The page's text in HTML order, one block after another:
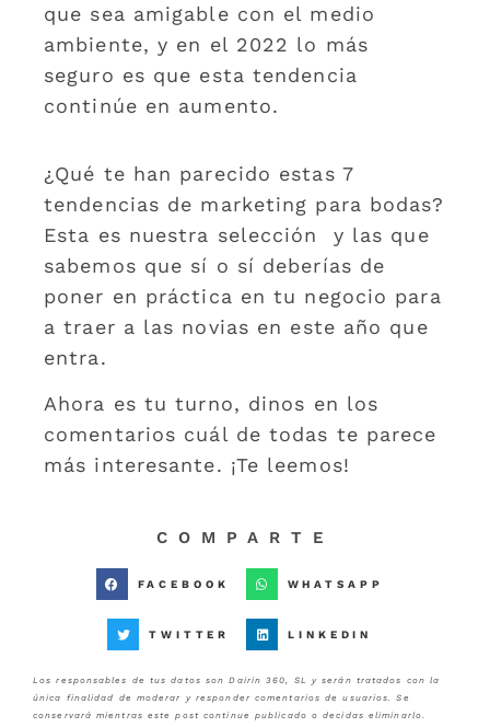
que sea amigable con el medio
ambiente, y en el 2022 lo más
seguro es que esta tendencia
continúe en aumento.
¿Qué te han parecido estas 7
tendencias de marketing para bodas?
Esta es nuestra selección y las que
sabemos que sí o sí deberías de
poner en práctica en tu negocio para
a traer a las novias en este año que
entra.
Ahora es tu turno, dinos en los
comentarios cuál de todas te parece
más interesante. ¡Te leemos!
COMPARTE
FACEBOOK WHATSAPP
TWITTER LINKEDIN
Los responsables de tus datos son Dairin 360, SL y serán tratados con la
única finalidad de moderar y responder comentarios de usuarios. Se
conservará mientras este post continue publicado o decidas eliminarlo.